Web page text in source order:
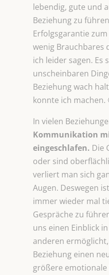
lebendig, gute und
Beziehung zu
Erfolgsgarantie zum
wenig Brauchbares
ich leider sagen. Es
unscheinbaren
Beziehung wach
konnte ich machen.
In vielen
Kommunikation
eingeschlafen. Die
oder sind
verliert man sich
Augen. Deswegen
immer wieder mal
Gespräche zu
uns einen Einblick
anderen
Beziehung einen
größere